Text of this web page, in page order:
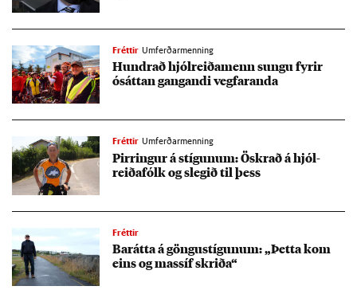
Fréttir Umferðarmenning
Hundrað hjól­reiða­menn sungu fyr­ir
ósátt­an gang­andi veg­far­anda
Fréttir Umferðarmenning
Pirr­ing­ur á stíg­un­um: Öskr­að á hjól­
reiða­fólk og sleg­ið til þess
Fréttir
Bar­átta á göngu­stíg­un­um: „Þetta kom
eins og mass­íf skriða“